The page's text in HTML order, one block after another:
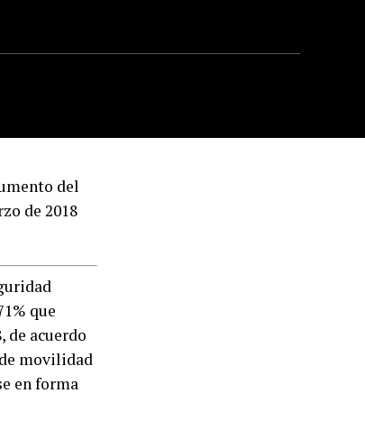
del
de 2018
que
de acuerdo
movilidad
en forma